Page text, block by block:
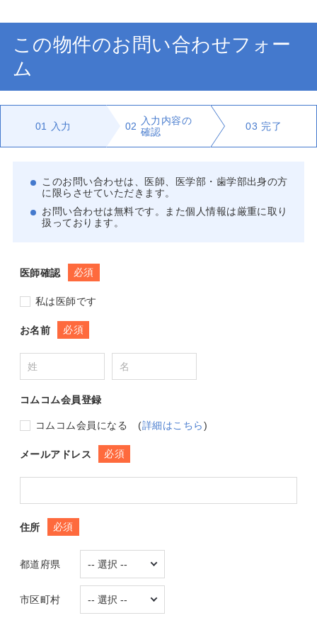
この物件のお問い合わせフォー
ム
01 入力 02
入力内容の
確認
03 完了
このお問い合わせは、医師、医学部・歯学部出身の方
に限らさせていただきます。
お問い合わせは無料です。また個人情報は厳重に取り
扱っております。
医師確認 必須
私は医師です
お名前 必須
コムコム会員登録
コムコム会員になる (詳細はこちら)
メールアドレス 必須
住所 必須
都道府県
市区町村